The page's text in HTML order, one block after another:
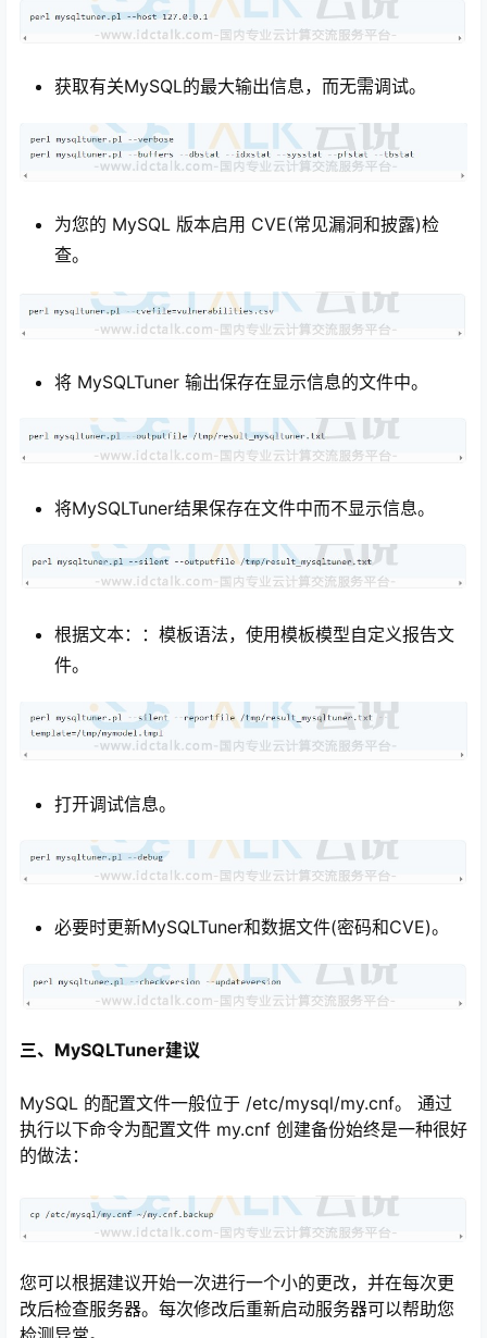
获取有关MySQL的最大输出信息，而无需调试。
为您的 MySQL 版本启用 CVE(常见漏洞和披露)检
查。
将 MySQLTuner 输出保存在显示信息的文件中。
将MySQLTuner结果保存在文件中而不显示信息。
根据文本：：模板语法，使用模板模型自定义报告文
件。
打开调试信息。
必要时更新MySQLTuner和数据文件(密码和CVE)。
三、MySQLTuner建议
MySQL 的配置文件一般位于 /etc/mysql/my.cnf。 通过
执行以下命令为配置文件 my.cnf 创建备份始终是一种很好
的做法：
您可以根据建议开始一次进行一个小的更改，并在每次更
改后检查服务器。每次修改后重新启动服务器可以帮助您